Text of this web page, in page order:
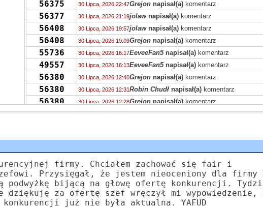
56375 30 Lipca, 2026 22:47Grejon napisał(a) komentarz
56377 30 Lipca, 2026 21:19jolawnapisał(a) komentarz
56408 30 Lipca, 2026 19:57jolawnapisał(a) komentarz
56408 30 Lipca, 2026 19:09Grejon napisał(a) komentarz
55736 30 Lipca, 2026 16:17EeveeFan5napisał(a) komentarz
49557 30 Lipca, 2026 16:13EeveeFan5napisał(a) komentarz
56380 30 Lipca, 2026 12:40Grejon napisał(a) komentarz
56380 30 Lipca, 2026 12:31Robin Chudł napisał(a) komentarz
56380 30 Lipca, 2026 12:28Grejon napisał(a) komentarz
56393 30 Lipca, 2026 08:46PRVWnapisał(a)komentarz
55730 Drag0nnapisał(a)komentarz
55713 Drag0nnapisał(a)komentarz
55723 29 Lipca, 2026 12:13QTWUnapisał(a)komentarz
56386 29 Lipca, 2026 10:27 num num catnapisał(a)komentarz
55736 28 Lipca, 2026 20:38Niki napisał(a)komentarz
55732 28 Lipca, 2026 17:45 Luziknapisał(a) komentarz
firmy. Chciałem zachować się fair i
Przysięgał, że jestem nieoceniony dla
podwyżkę bijącą na głowę ofertę konkurencji.
dziękuję za ofertę szef wręczył mi
już nie była aktualna. YAFUD